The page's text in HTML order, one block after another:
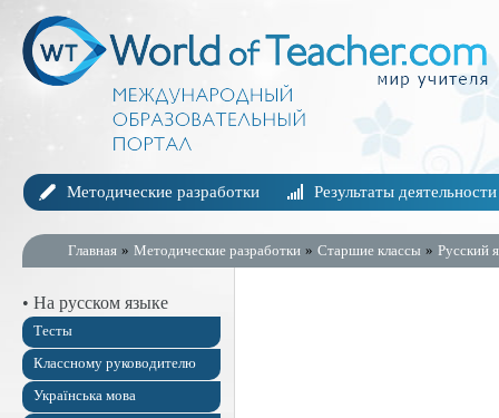
Методические разработки Результаты деятельности
Главная » Методические разработки » Старшие классы » Русский
• На русском языке
Тесты
Классному руководителю
Українська мова